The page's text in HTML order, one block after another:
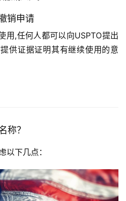
销申请
用,任何人都可以向USPTO提出
供证据证明其有继续使用的意
称？
以下几点：